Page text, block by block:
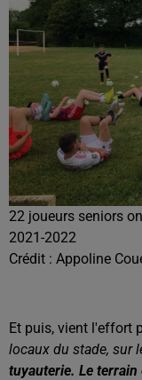
22 joueurs seniors
2021-2022
Crédit : Appoline
Et puis, vient l'effort
locaux du stade, sur
tuyauterie. Le